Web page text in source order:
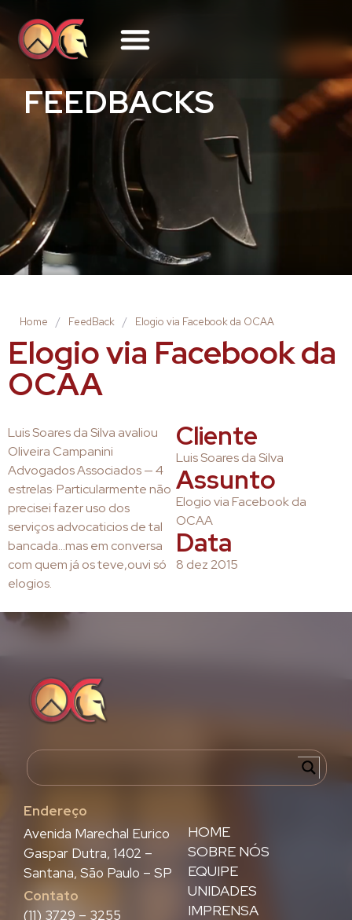
FEEDBACKS
Home / FeedBack / Elogio via Facebook da OCAA
Elogio via Facebook da
OCAA
Luis Soares da Silva avaliou
Oliveira Campanini
Advogados Associados — 4
estrelas· Particularmente não
precisei fazer uso dos
serviços advocaticios de tal
bancada…mas em conversa
com quem já os teve,ouvi só
elogios.
Cliente
Luis Soares da Silva
Assunto
Elogio via Facebook da
OCAA
Data
8 dez 2015
Endereço
HOME
SOBRE NÓS
EQUIPE
UNIDADES
IMPRENSA
Avenida Marechal Eurico
Gaspar Dutra, 1402 –
Santana, São Paulo – SP
Contato
(11) 3729 – 3255